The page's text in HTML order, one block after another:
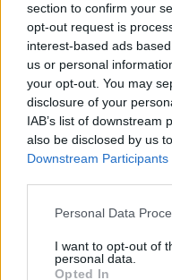
section to confirm your
opt-out request is
interest-based ads
us or personal
your opt-out. You may
disclosure of your
IAB’s list of downstream
also be disclosed by us
Downstream Participants
Please note that this
not limited to your visit
grant or deny consent to
Personal Data
I want to opt-out of
personal data.
Opted In
Kövess
Montoya szerint